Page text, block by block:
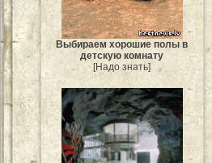
Выбираем хорошие полы в
детскую комнату
[Надо знать]